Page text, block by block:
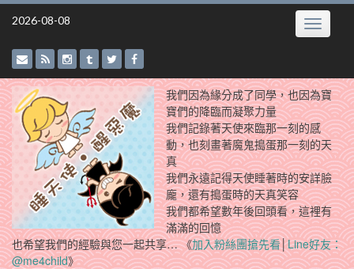
Skip
2026-08-08 Toggle
我們因為緣分成了同學，也因為寶
寶們的降臨而凝聚力量
我們記錄著天使來臨那一刻的感
動，也刻畫著魔鬼搗蛋那一刻的天
真
我們永遠記得天使睡著時的安詳臉
龐，還有搗蛋時的天真笑容
我們都希望數年後回頭看，這裡有
滿滿的回憶
也希望我們的經驗與您一起共享… 《加入粉絲團搶先看│Line好友：
@me4child》